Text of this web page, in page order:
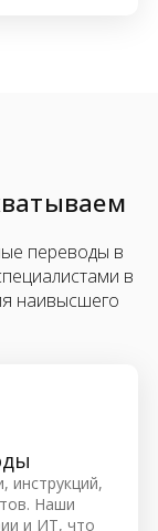
переводы в
в
наивысшего
инструкций,
Наши
и ИТ, что